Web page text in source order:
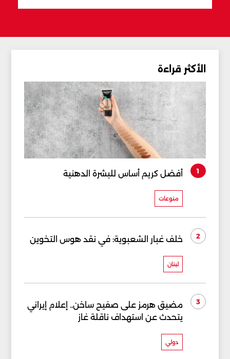
الأكثر قراءة
1 أفضل كريم أساس للبشرة الدهنية
منوعات
2 خلف غبار الشعبوية: في نقد هوس التخوين
لبنان
3
مضيق هرمز على صفيح ساخن.. إعلام إيراني
يتحدث عن استهداف ناقلة غاز
دولي